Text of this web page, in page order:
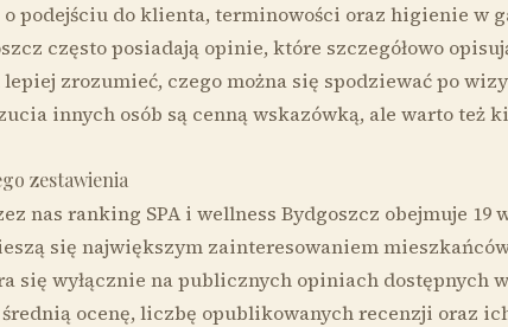
podejściu do klienta, terminowości oraz higienie w
często posiadają opinie, które szczegółowo
zrozumieć, czego można się spodziewać po
innych osób są cenną wskazówką, ale warto też
zestawienia
nas ranking SPA i wellness Bydgoszcz obejmuje 19
się największym zainteresowaniem
się wyłącznie na publicznych opiniach dostępnych
ocenę, liczbę opublikowanych recenzji oraz